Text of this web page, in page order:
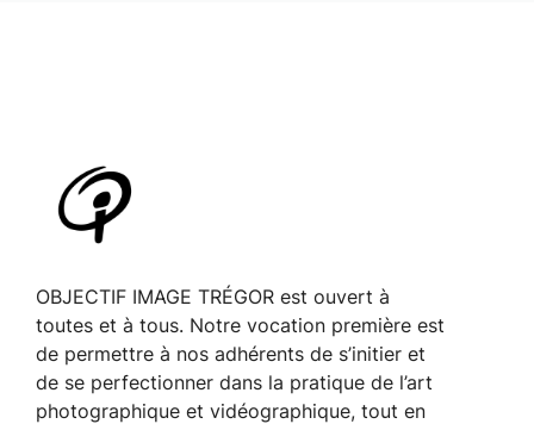
OBJECTIF IMAGE TRÉGOR est ouvert à
toutes et à tous. Notre vocation première est
de permettre à nos adhérents de s’initier et
de se perfectionner dans la pratique de l’art
photographique et vidéographique, tout en